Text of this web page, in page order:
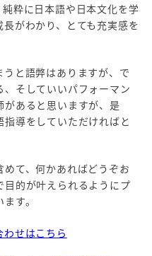
粋に日本語や日本文化を学
がわかり、とても充実感を
と語弊はありますが、で
そしていいパフォーマン
があると思いますが、是
導をしていただければと
て、何かあればどうぞお
的が叶えられるようにプ
す。
せはこちら